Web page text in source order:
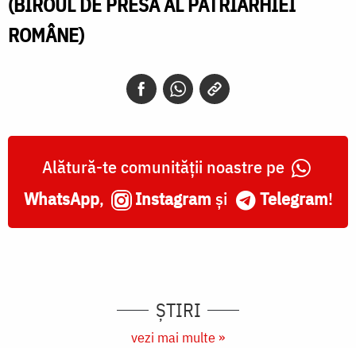
(BIROUL DE PRESĂ AL PATRIARHIEI
ROMÂNE)
Alătură-te comunității noastre pe
WhatsApp, Instagram și Telegram!
ȘTIRI
vezi mai multe »